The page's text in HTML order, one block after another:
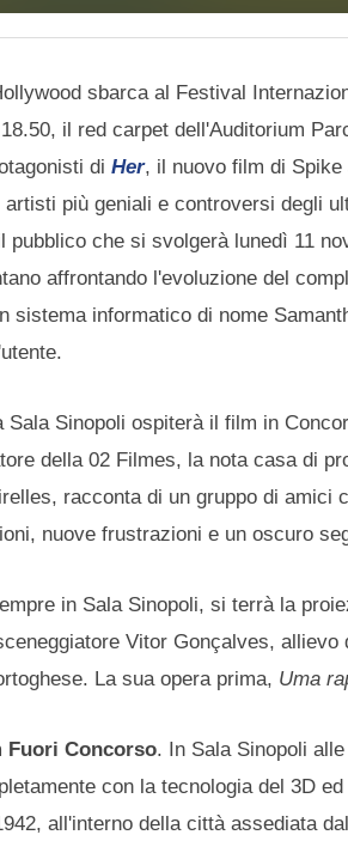
sbarca al Festival
il red carpet dell'Auditorium
diHer, il nuovo film di
artisti più geniali e controversi degli
pubblico che si svolgerà lunedì 11
affrontando l'evoluzione del
sistema informatico di nome
Sala Sinopoli ospiterà il film in
della 02 Filmes, la nota casa di
racconta di un gruppo di
nuove frustrazioni e un oscuro
in Sala Sinopoli, si terrà la
Vitor Gonçalves,
La sua opera prima, Uma
Fuori Concorso. In Sala Sinopoli
con la tecnologia del 3D
all'interno della città assediata